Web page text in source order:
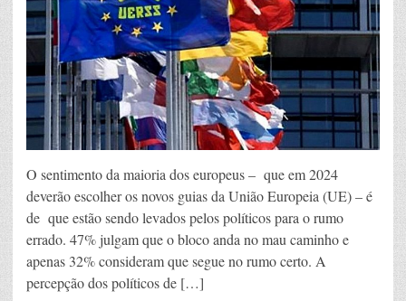
O sentimento da maioria dos europeus – que em 2024
deverão escolher os novos guias da União Europeia (UE) – é
de que estão sendo levados pelos políticos para o rumo
errado. 47% julgam que o bloco anda no mau caminho e
apenas 32% consideram que segue no rumo certo. A
percepção dos políticos de […]